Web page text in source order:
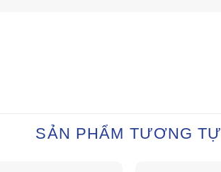
SẢN PHẨM TƯƠNG TỰ